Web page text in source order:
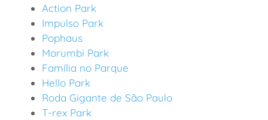
Action Park
Impulso Park
Pophaus
Morumbi Park
Família no Parque
Hello Park
Roda Gigante de São Paulo
T-rex Park